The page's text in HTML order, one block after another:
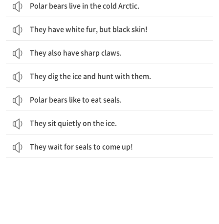
Polar bears live in the cold Arctic.
They have white fur, but black skin!
They also have sharp claws.
They dig the ice and hunt with them.
Polar bears like to eat seals.
They sit quietly on the ice.
They wait for seals to come up!